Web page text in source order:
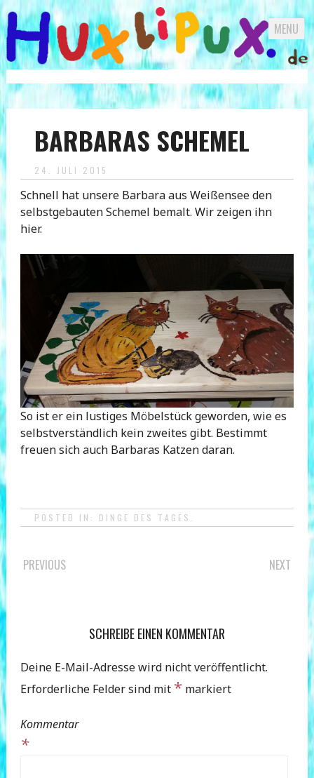
MENU
content
BARBARAS SCHEMEL
24. JULI 2015
Schnell hat unsere Barbara aus Weißensee den
selbstgebauten Schemel bemalt. Wir zeigen ihn
hier.
So ist er ein lustiges Möbelstück geworden, wie es
selbstverständlich kein zweites gibt. Bestimmt
freuen sich auch Barbaras Katzen daran.
POSTED IN: DINGE DES TAGES
POST
PREVIOUS NEXT
SCHREIBE EINEN KOMMENTAR
Deine E-Mail-Adresse wird nicht veröffentlicht.
Erforderliche Felder sind mit * markiert
Kommentar
*